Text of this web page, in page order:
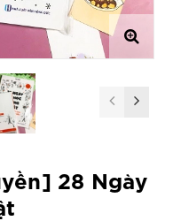
28 Ngày